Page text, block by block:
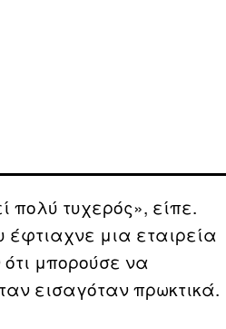
πολύ τυχερός», είπε.
μια εταιρεία
ότι μπορούσε να
εισαγόταν πρωκτικά.